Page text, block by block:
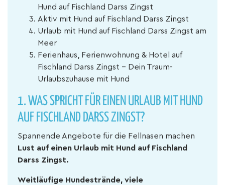
Hund auf Fischland Darss Zingst
Aktiv mit Hund auf Fischland Darss Zingst
Urlaub mit Hund auf Fischland Darss Zingst am
Meer
Ferienhaus, Ferienwohnung & Hotel auf
Fischland Darss Zingst – Dein Traum-
Urlaubszuhause mit Hund
1. WAS SPRICHT FÜR EINEN URLAUB MIT HUND
AUF FISCHLAND DARSS ZINGST?
Spannende Angebote für die Fellnasen machen
Lust auf einen Urlaub mit Hund auf Fischland
Darss Zingst.
Weitläufige Hundestrände, viele